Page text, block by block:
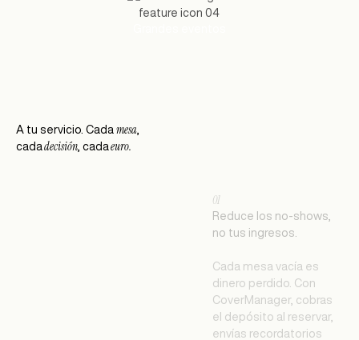
A tu servicio. Cada mesa,
cadadecisión, cadaeuro.
01
Reduce los no-shows,
no tus ingresos.
Cada mesa vacía es
dinero perdido. Con
CoverManager, cobras
el depósito al reservar,
envías recordatorios